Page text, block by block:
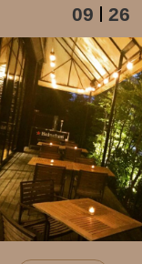
09 26